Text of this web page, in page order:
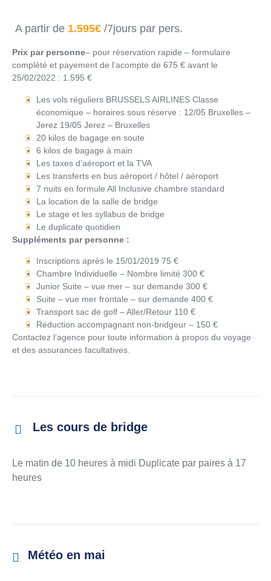
A partir de 1.595€ /7jours par pers.
Prix par personne– pour réservation rapide – formulaire
complété et payement de l’acompte de 675 € avant le
25/02/2022 : 1.595 €
Les vols réguliers BRUSSELS AIRLINES Classe
économique – horaires sous réserve : 12/05 Bruxelles –
Jerez 19/05 Jerez – Bruxelles
20 kilos de bagage en soute
6 kilos de bagage à main
Les taxes d’aéroport et la TVA
Les transferts en bus aéroport / hôtel / aéroport
7 nuits en formule All Inclusive chambre standard
La location de la salle de bridge
Le stage et les syllabus de bridge
Le duplicate quotidien
Suppléments par personne :
Inscriptions après le 15/01/2019 75 €
Chambre Individuelle – Nombre limité 300 €
Junior Suite – vue mer – sur demande 300 €
Suite – vue mer frontale – sur demande 400 €
Transport sac de golf – Aller/Retour 110 €
Réduction accompagnant non-bridgeur – 150 €
Contactez l’agence pour toute information à propos du voyage
et des assurances facultatives.
Les cours de bridge
Le matin de 10 heures à midi Duplicate par paires à 17
heures
Météo en mai